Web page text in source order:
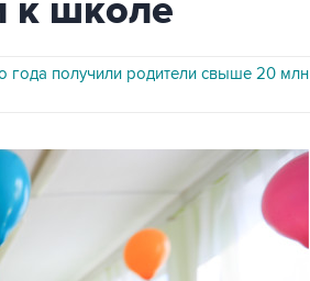
к школе
года получили родители свыше 20 млн